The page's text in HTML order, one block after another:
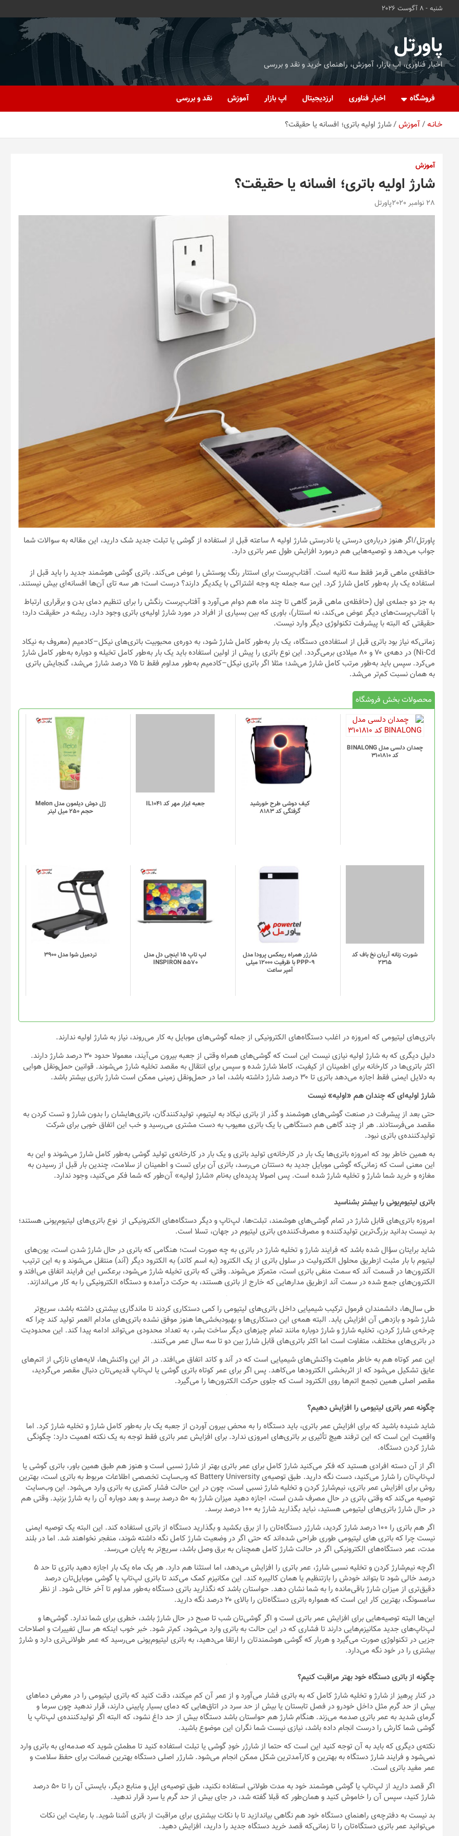
شنبه - 8 آگوست 2026
پاورتل
اخبار فناوری، اپ بازار، آموزش، راهنمای خرید و نقد و بررسی
فروشگاه اخبار فناوری ارزدیجیتال اپ بازار آموزش نقد و بررسی
خـانـه آموزش شارژ اولیه باتری؛ افسانه یا حقیقت؟
آموزش
شارژ اولیه باتری؛ افسانه یا حقیقت؟
28 نوامبر 2020 پاورتل
پاورتل
/اگر هنوز درباره‌ی درستی یا نادرستی شارژ اولیه ۸ ساعته قبل از استفاده از گوشی یا تبلت جدید شک دارید، این مقاله به سوالات شما
جواب می‌دهد و توصیه‌هایی هم درمورد افزایش طول عمر باتری دارد.
حافظه‌ی ماهی قرمز فقط سه ثانیه است. آفتاب‌پرست برای استتار رنگ پوستش را عوض می‌کند. باتری گوشی هوشمند جدید را باید قبل از
استفاده یک بار به‌طور کامل شارژ کرد. این سه جمله چه وجه اشتراکی با یکدیگر دارند؟ درست است؛ هر سه تای آن‌ها افسانه‌ای بیش نیستند.
به جز دو جمله‌ی اول (حافظه‌ی ماهی قرمز گاهی تا چند ماه هم دوام می‌آورد و آفتاب‌پرست رنگش را برای تنظیم دمای بدن و برقراری ارتباط
با آفتاب‌پرست‌های دیگر عوض می‌کند، نه استتار)، باوری که بین بسیاری از افراد در مورد شارژ اولیه‌ی باتری وجود دارد، ریشه در حقیقت دارد؛
حقیقتی که البته با پیشرفت تکنولوژی دیگر وارد نیست.
زمانی‌که نیاز بود باتری قبل از استفاده‌ی دستگاه، یک بار به‌طور کامل شارژ شود، به دوره‌ی محبوبیت باتری‌های نیکل–کادمیم (معروف به نیکاد
Ni-Cd) در دهه‌ی ۷۰ و ۸۰ میلادی برمی‌گردد. این نوع باتری را پیش از اولین استفاده باید یک بار به‌طور کامل تخیله و دوباره به‌طور کامل شارژ
می‌کرد. سپس باید به‌طور مرتب کامل شارژ می‌شد؛ مثلا اگر باتری نیکل–کادمیم به‌طور مداوم فقط تا ۷۵ درصد شارژ می‌شد، گنجایش باتری
به همان نسبت کم‌تر می‌شد.
محصولات بخش فروشگاه
چمدان دلسی مدل BINALONG
کد 3101810
کیف دوشی طرح خورشید
گرفتگی کد 8183
جعبه ابزار مهر کد IL1041
باشد.
گزینه
محصول
انتخاب
شوند
ژل دوش دیلمون مدل Melon
حجم 250 میل لیتر
شورت زنانه آریان نخ باف کد
2315
باشد.
گزینه
ها
محصول
انتخاب
شوند
شارژر همراه ریمکس پرودا مدل
PPP-9 با ظرفیت 12000 میلی
آمپر ساعت
لپ تاپ 15 اینچی دل مدل
INSPIRON 5570
تردميل شوا مدل 3900
باتری‌های لیتیومی که امروزه در اغلب دستگاه‌های الکترونیکی از جمله گوشی‌های موبایل به کار می‌روند، نیاز به شارژ اولیه ندارند.
دلیل دیگری که به شارژ اولیه نیازی نیست این است که گوشی‌های همراه وقتی از جعبه بیرون می‌آیند، معمولا حدود ۳۰ درصد شارژ دارند.
اکثر باتری‌ها در کارخانه برای اطمینان از کیفیت، کاملا شارژ شده و سپس برای انتقال به مقصد تخلیه‌ شارژ می‌شوند. قوانین حمل‌و‌نقل هوایی
به دلایل ایمنی فقط اجازه می‌دهد باتری تا ۳۰ درصد شارژ داشته باشد، اما در حمل‌و‌نقل زمینی ممکن است شارژ باتری بیشتر باشد.
شارژ اولیه‌ای که چندان هم «اولیه» نیست
حتی بعد از پیشرفت در صنعت گوشی‌های هوشمند و گذر از باتری نیکاد به لیتیوم، تولیدکنندگان، باتری‌هایشان را بدون شارژ و تست کردن به
مقصد می‌فرستادند. هر از چند گاهی هم دستگاهی با یک باتری معیوب به دست مشتری می‌رسید و خب این اتفاق خوبی برای شرکت
تولیدکننده‌ی باتری نبود.
به همین خاطر بود که امروزه باتری‌ها یک بار در کارخانه‌ی تولید باتری و یک بار در کارخانه‌ی تولید گوشی به‌طور کامل شارژ می‌شوند و این به
این معنی است که زمانی‌که گوشی موبایل جدید به دستتان می‌رسد، باتری آن برای تست و اطمینان از سلامت، چندین بار قبل از رسیدن به
مغازه و خرید شما شارژ و تخلیه شارژ شده است. پس اصولا پدیده‌ای به‌نام «شارژ اولیه» آن‌طور که شما فکر می‌کنید، وجود ندارد.
باتری لیتیوم‌یونی را بیشتر بشناسید
بد نیست بدانید بزرگ‌ترین تولیدکننده و مصرف‌کننده‌ی باتری لیتیوم‌ در جهان، تسلا است.
شاید برایتان سؤال شده باشد که فرایند شارژ و تخلیه شارژ در باتری به چه صورت است؛ هنگامی که باتری در حال شارژ شدن است، یون‌های
لیتیوم با بار مثبت ازطریق محلول الکترولیت در سلول باتری از یک الکترود (به اسم کاتد) به الکترود دیگر (آند) منتقل می‌شوند و به این ترتیب
الکترون‌ها در قسمت آند که سمت منفی باتری است، متمرکز می‌شوند. وقتی که باتری تخیله شارژ می‌شود، برعکس این فرایند اتفاق می‌افتد و
الکترون‌های جمع شده در سمت آند ازطریق مدارهایی که خارج از باتری هستند، به حرکت درآمده و دستگاه الکترونیکی را به کار می‌اندازند.
طی سال‌ها، دانشمندان فرمول ترکیب شیمیایی داخل باتری‌های لیتیومی را کمی دستکاری کردند تا ماندگاری بیشتری داشته باشد، سریع‌تر
شارژ شود و بازدهی آن افزایش یابد. البته همه‌ی این دستکاری‌ها و بهبودبخشی‌ها هنوز موفق نشده باتری‌های مادام العمر تولید کند چرا که
چرخه‌ی شارژ کردن، تخلیه شارژ و شارژ دوباره مانند تمام چیزهای دیگر ساخت بشر، به تعداد محدودی می‌تواند ادامه پیدا کند. این محدودیت
این عمر کوتاه هم به خاطر ماهیت واکنش‌های شیمیایی است که در آند و کاتد اتفاق می‌افتد. در اثر این واکنش‌ها، لایه‌های نازکی از اتم‌های
عایق تشکیل می‌شود که از اثربخشی الکترودها می‌کاهد. پس اگر برای عمر کوتاه باتری گوشی یا لپ‌تاپ قدیمی‌تان دنبال مقصر می‌گردید،
چگونه عمر باتری لیتیومی را افزایش دهیم؟
شاید شنیده باشید که برای افزایش عمر باتری، باید دستگاه را به محض بیرون آوردن از جعبه یک بار به‌طور کامل شارژ و تخلیه شارژ کرد. اما
واقعیت این است که این ترفند هیچ تأثیری بر باتری‌های امروزی ندارد. برای افزایش عمر باتری فقط توجه به یک نکته اهمیت دارد: چگونگی
شارژ کردن دستگاه.
اگر از آن دسته افرادی هستید که فکر می‌کنید شارژ کامل برای عمر باتری بهتر از شارژ نسبی است و هنوز هم طبق همین باور، باتری گوشی یا
روش برای افزایش عمر باتری، نیم‌شارژ کردن و تخلیه شارژ نسبی است، چون در این حالت فشار کمتری به باتری وارد می‌شود. این وب‌سایت
اگر هم باتری را ۱۰۰ درصد شارژ کردید، شارژر دستگاه‌تان را از برق بکشید و بگذارید دستگاه از باتری استفاده کند. این البته یک توصیه ایمنی
نیست چرا که باتری های لیتیومی طوری طراحی شده‌اند که حتی اگر در وضعیت شارژ کامل نگه داشته شوند، منفجر نخواهند شد. اما در بلند
مدت، عمر دستگاه‌های الکترونیکی اگر در حالت شارژ کامل همچنان به برق وصل باشد، سریع‌تر به پایان می‌رسد.
اگرچه نیم‌شارژ کردن و تخلیه نسبی شارژ، عمر باتری را افزایش می‌دهد، اما استثنا هم دارد. هر یک ماه یک بار اجازه دهید باتری تا حد ۵
درصد خالی شود تا بتواند خودش را بازتنظیم یا همان کالیبره کند. این مکانیزم کمک می‌کند تا باتری لپ‌تاپ یا گوشی موبایل‌تان درصد
دقیق‌تری از میزان شارژ باقی‌مانده را به شما نشان دهد. حواستان باشد که نگذارید باتری دستگاه به‌طور مداوم تا آخر خالی شود. از نظر
این‌ها البته توصیه‌هایی برای افزایش عمر باتری است و اگر گوشی‌تان شب تا صبح در حال شارژ باشد، خطری برای شما ندارد. گوشی‌ها و
جزیی در تکنولوژی صورت می‌گیرد و هربار که گوشی هوشمندتان را ارتقا می‌دهید، به باتری لیتیوم‌یونی می‌رسید که عمر طولانی‌تری دارد و شارژ
بیشتری را در خود نگه می‌دارد.